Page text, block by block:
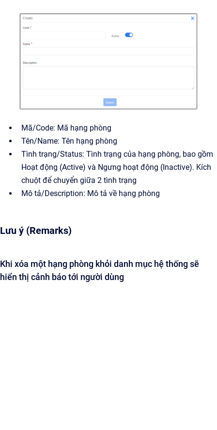
Mã/Code: Mã hạng phòng
Tên/Name: Tên hạng phòng
Tình trạng/Status: Tình trạng của hạng phòng, bao gồm
Hoạt động (Active) và Ngưng hoạt động (Inactive). Kích
chuột để chuyển giữa 2 tình trạng
Mô tả/Description: Mô tả về hạng phòng
Lưu ý (Remarks)
Khi xóa một hạng phòng khỏi danh mục hệ thống sẽ
hiển thị cảnh báo tới người dùng